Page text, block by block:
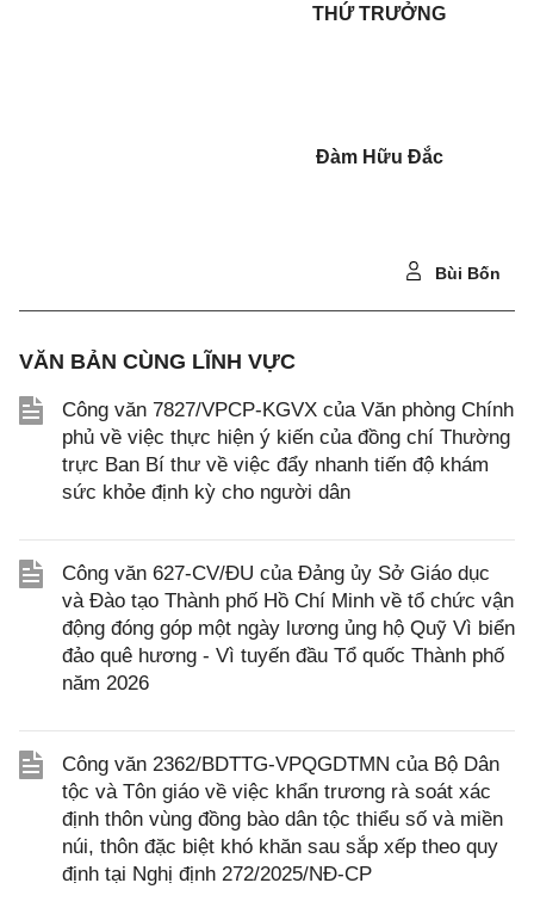
THỨ TRƯỞNG
Đàm Hữu Đắc
Bùi Bốn
VĂN BẢN CÙNG LĨNH VỰC
Công văn 7827/VPCP-KGVX của Văn phòng Chính
phủ về việc thực hiện ý kiến của đồng chí Thường
trực Ban Bí thư về việc đẩy nhanh tiến độ khám
sức khỏe định kỳ cho người dân
Công văn 627-CV/ĐU của Đảng ủy Sở Giáo dục
và Đào tạo Thành phố Hồ Chí Minh về tổ chức vận
động đóng góp một ngày lương ủng hộ Quỹ Vì biển
đảo quê hương - Vì tuyến đầu Tổ quốc Thành phố
năm 2026
Công văn 2362/BDTTG-VPQGDTMN của Bộ Dân
tộc và Tôn giáo về việc khẩn trương rà soát xác
định thôn vùng đồng bào dân tộc thiểu số và miền
núi, thôn đặc biệt khó khăn sau sắp xếp theo quy
định tại Nghị định 272/2025/NĐ-CP